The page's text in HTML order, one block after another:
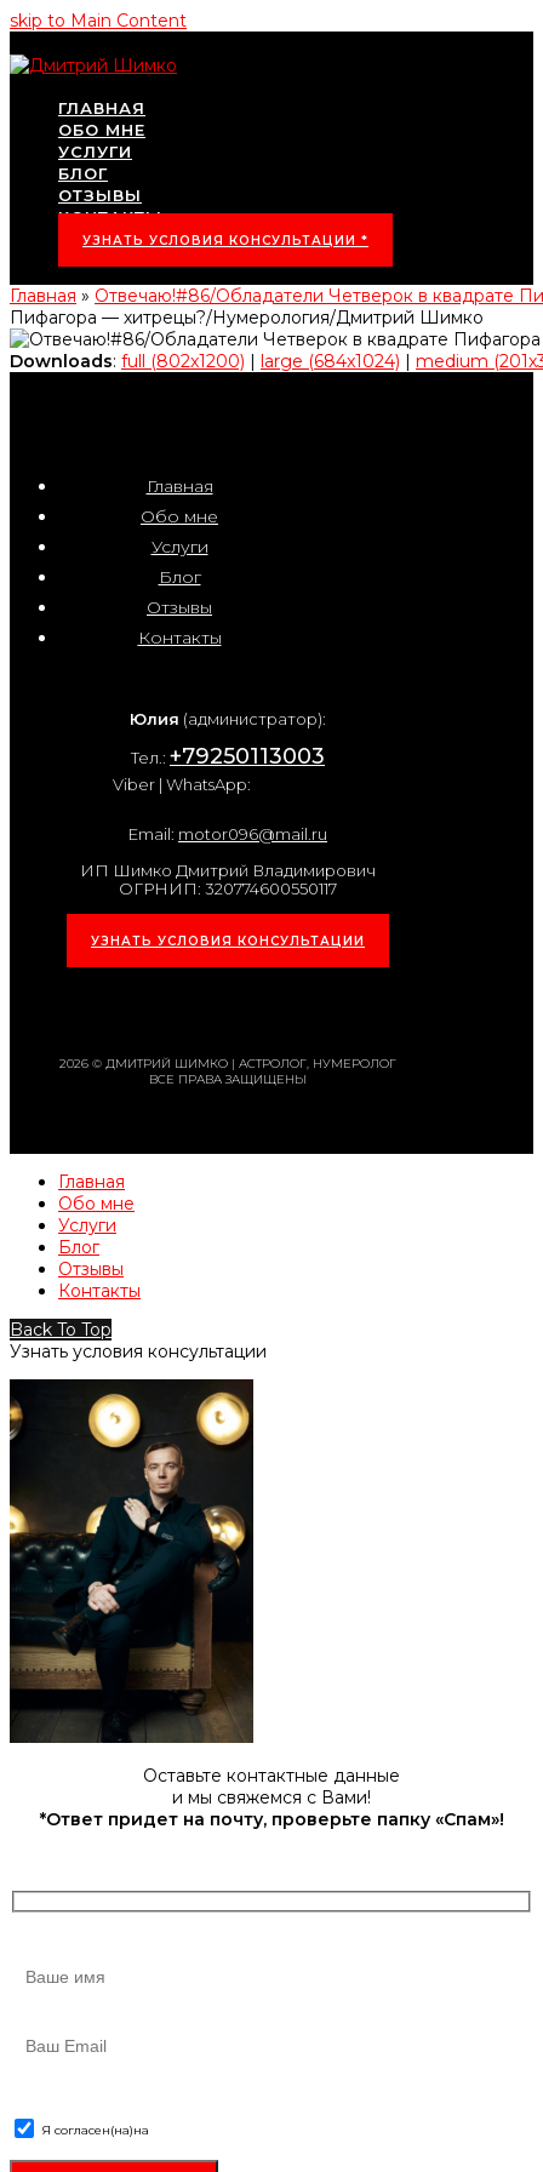
skip to Main Content
ГЛАВНАЯ
ОБО МНЕ
УСЛУГИ
БЛОГ
ОТЗЫВЫ
КОНТАКТЫ
УЗНАТЬ УСЛОВИЯ КОНСУЛЬТАЦИИ *
Главная » Отвечаю!#86/Обладатели Четверок в квадрате
Пифагора — хитрецы?/Нумерология/Дмитрий Шимко
Downloads: full (802x1200) | large (684x1024) | medium
Главная
Обо мне
Услуги
Блог
Отзывы
Контакты
Юлия (администратор):
Тел.: +79250113003
Viber | WhatsApp:
Email: motor096@mail.ru
ИП Шимко Дмитрий Владимирович
ОГРНИП: 320774600550117
УЗНАТЬ УСЛОВИЯ КОНСУЛЬТАЦИИ
2026 © ДМИТРИЙ ШИМКО | АСТРОЛОГ, НУМЕРОЛОГ
ВСЕ ПРАВА ЗАЩИЩЕНЫ
Главная
Обо мне
Услуги
Блог
Отзывы
Контакты
Back To Top
Узнать условия консультации
Оставьте контактные данные
и мы свяжемся с Вами!
*Ответ придет на почту, проверьте папку «Спам»!
Я согласен(на)на